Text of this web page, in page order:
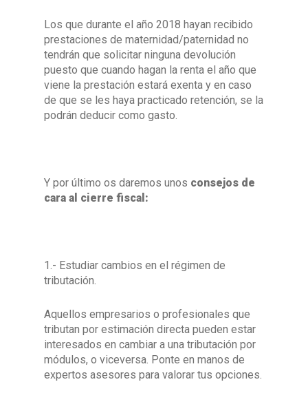
Los que durante el año 2018 hayan recibido
prestaciones de maternidad/paternidad no
tendrán que solicitar ninguna devolución
puesto que cuando hagan la renta el año que
viene la prestación estará exenta y en caso
de que se les haya practicado retención, se la
podrán deducir como gasto.
Y por último os daremos unos consejos de
cara al cierre fiscal:
1.- Estudiar cambios en el régimen de
tributación.
Aquellos empresarios o profesionales que
tributan por estimación directa pueden estar
interesados en cambiar a una tributación por
módulos, o viceversa. Ponte en manos de
expertos asesores para valorar tus opciones.